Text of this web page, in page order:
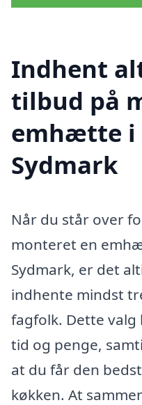
Indhent
tilbud på
emhætte i
Sydmark
Når du står over
monteret en
Sydmark, er det
indhente mindst
fagfolk. Dette valg
tid og penge,
at du får den
køkken. At